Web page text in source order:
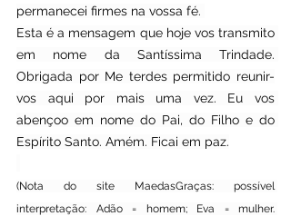
permanecei firmes na vossa fé.
Esta é a mensagem que hoje vos transmito
em nome da Santíssima Trindade.
Obrigada por Me terdes permitido reunir-
vos aqui por mais uma vez. Eu vos
abençoo em nome do Pai, do Filho e do
Espírito Santo. Amém. Ficai em paz.
(Nota do site MaedasGraças: possível
interpretação: Adão = homem; Eva = mulher.